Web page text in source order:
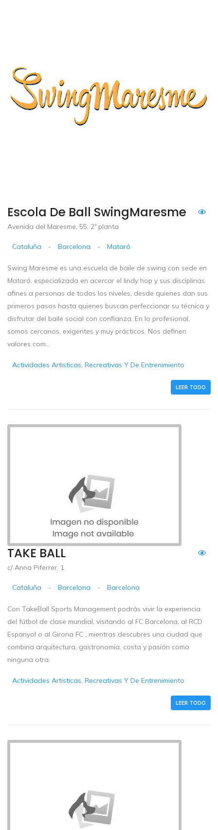
Escola De Ball SwingMaresme
Avenida del Maresme, 55, 2ª planta
Cataluña - Barcelona - Mataró
Swing Maresme es una escuela de baile de swing con sede en
Mataró, especializada en acercar el lindy hop y sus disciplinas
afines a personas de todos los niveles, desde quienes dan sus
primeros pasos hasta quienes buscan perfeccionar su técnica y
disfrutar del baile social con confianza. En lo profesional,
somos cercanos, exigentes y muy prácticos. Nos definen
valores com...
Actividades Artisticas, Recreativas Y De Entrenimiento
LEER TODO
TAKE BALL
c/ Anna Piferrer, 1
Cataluña - Barcelona - Barcelona
Con TakeBall Sports Management podrás vivir la experiencia
del fútbol de clase mundial, visitando al FC Barcelona, ​​al RCD
Espanyol o al Girona FC , mientras descubres una ciudad que
combina arquitectura, gastronomía, costa y pasión como
ninguna otra.
Actividades Artisticas, Recreativas Y De Entrenimiento
LEER TODO